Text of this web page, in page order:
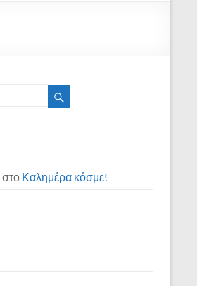
στο Καλημέρα κόσμε!